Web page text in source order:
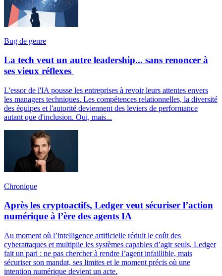
Bug de genre
La tech veut un autre leadership... sans renoncer à
ses vieux réflexes
L'essor de l'IA pousse les entreprises à revoir leurs attentes envers
les managers techniques. Les compétences relationnelles, la diversité
des équipes et l'autorité deviennent des leviers de performance
autant que d'inclusion. Oui, mais...
Chronique
Après les cryptoactifs, Ledger veut sécuriser l’action
numérique à l’ère des agents IA
Au moment où l’intelligence artificielle réduit le coût des
cyberattaques et multiplie les systèmes capables d’agir seuls, Ledger
fait un pari : ne pas chercher à rendre l’agent infaillible, mais
sécuriser son mandat, ses limites et le moment précis où une
intention numérique devient un acte.